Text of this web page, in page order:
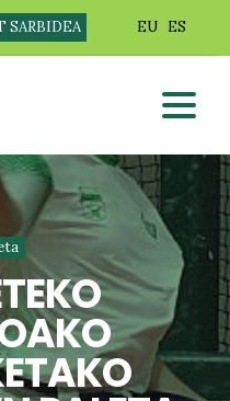
SARBIDEA EU ES